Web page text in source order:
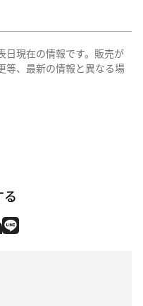
日現在の情報です。販売が
等、最新の情報と異なる場
る